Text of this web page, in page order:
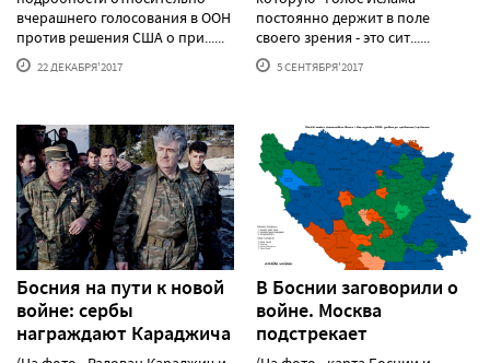
вчерашнего голосования в ООН
против решения США о при......
22 ДЕКАБРЯ'2017
постоянно держит в поле
своего зрения - это сит......
5 СЕНТЯБРЯ'2017
Босния на пути к новой
войне: сербы
награждают Караджича
В Боснии заговорили о
войне. Москва
подстрекает